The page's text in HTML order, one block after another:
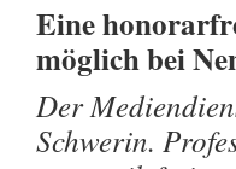
Eine
möglich bei
Der
Schwerin.